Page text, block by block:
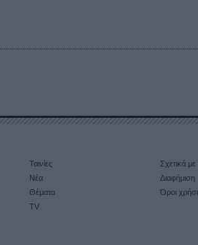
Ταινίες
Νέα
Θέματα
TV
Σχετικά
Διαφήμιση
Όροι